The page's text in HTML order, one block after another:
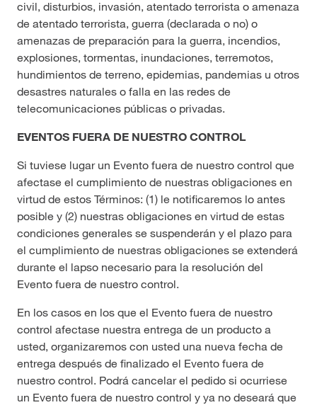
civil, disturbios, invasión, atentado terrorista o amenaza
de atentado terrorista, guerra (declarada o no) o
amenazas de preparación para la guerra, incendios,
explosiones, tormentas, inundaciones, terremotos,
hundimientos de terreno, epidemias, pandemias u otros
desastres naturales o falla en las redes de
telecomunicaciones públicas o privadas.
EVENTOS FUERA DE NUESTRO CONTROL
Si tuviese lugar un Evento fuera de nuestro control que
afectase el cumplimiento de nuestras obligaciones en
virtud de estos Términos: (1) le notificaremos lo antes
posible y (2) nuestras obligaciones en virtud de estas
condiciones generales se suspenderán y el plazo para
el cumplimiento de nuestras obligaciones se extenderá
durante el lapso necesario para la resolución del
Evento fuera de nuestro control.
En los casos en los que el Evento fuera de nuestro
control afectase nuestra entrega de un producto a
usted, organizaremos con usted una nueva fecha de
entrega después de finalizado el Evento fuera de
nuestro control. Podrá cancelar el pedido si ocurriese
un Evento fuera de nuestro control y ya no deseará que